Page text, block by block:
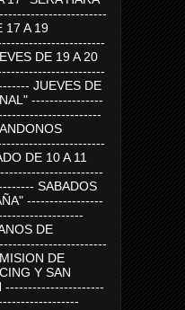
17 A 19
DE 19 A 20
JUEVES DE
----------------
DE 10 A 11
SABADOS
-----------------
DE
DE
Y SAN
----------------------